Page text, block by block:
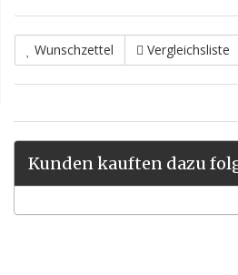
Wunschzettel Vergleichsliste
Kunden kauften dazu